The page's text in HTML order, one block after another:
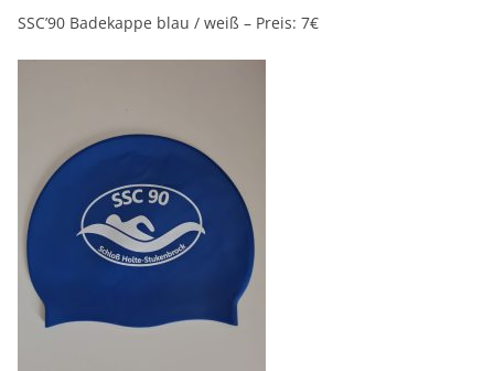
SSC’90 Badekappe blau / weiß – Preis: 7€